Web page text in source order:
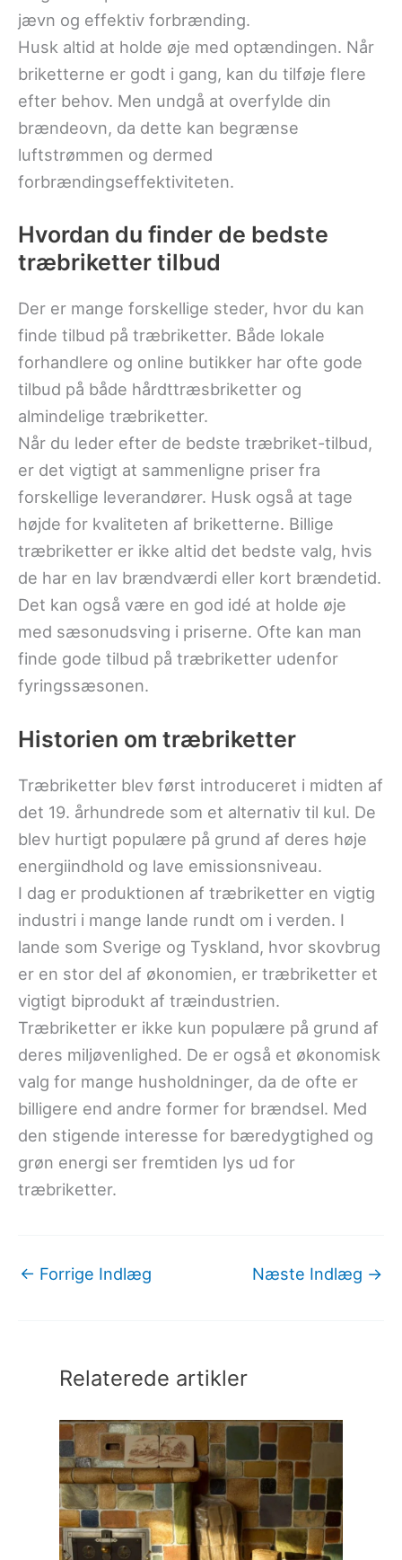
jævn og effektiv forbrænding.
Husk altid at holde øje med optændingen. Når
briketterne er godt i gang, kan du tilføje flere
efter behov. Men undgå at overfylde din
brændeovn, da dette kan begrænse
luftstrømmen og dermed
forbrændingseffektiviteten.
Hvordan du finder de bedste
træbriketter tilbud
Der er mange forskellige steder, hvor du kan
finde tilbud på træbriketter. Både lokale
forhandlere og online butikker har ofte gode
tilbud på både hårdttræsbriketter og
almindelige træbriketter.
Når du leder efter de bedste træbriket-tilbud,
er det vigtigt at sammenligne priser fra
forskellige leverandører. Husk også at tage
højde for kvaliteten af briketterne. Billige
træbriketter er ikke altid det bedste valg, hvis
de har en lav brændværdi eller kort brændetid.
Det kan også være en god idé at holde øje
med sæsonudsving i priserne. Ofte kan man
finde gode tilbud på træbriketter udenfor
fyringssæsonen.
Historien om træbriketter
Træbriketter blev først introduceret i midten af
det 19. århundrede som et alternativ til kul. De
blev hurtigt populære på grund af deres høje
energiindhold og lave emissionsniveau.
I dag er produktionen af træbriketter en vigtig
industri i mange lande rundt om i verden. I
lande som Sverige og Tyskland, hvor skovbrug
er en stor del af økonomien, er træbriketter et
vigtigt biprodukt af træindustrien.
Træbriketter er ikke kun populære på grund af
deres miljøvenlighed. De er også et økonomisk
valg for mange husholdninger, da de ofte er
billigere end andre former for brændsel. Med
den stigende interesse for bæredygtighed og
grøn energi ser fremtiden lys ud for
træbriketter.
← Forrige Indlæg Næste Indlæg →
Relaterede artikler